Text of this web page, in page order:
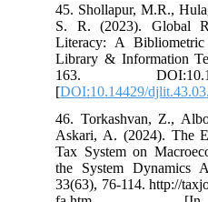
45. Shollapur, M.R.,
S. R. (2023). Global
Literacy: A
Library & Information
163.
[DOI:10.14429/
46. Torkashvan, Z.,
Askari, A. (2024). The
Tax System on
the System
33(63), 76-114. http://